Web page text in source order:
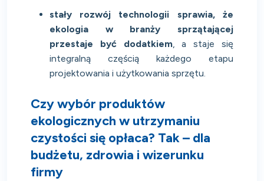
stały rozwój technologii sprawia, że
ekologia w branży sprzątającej
przestaje być dodatkiem, a staje się
integralną częścią każdego etapu
projektowania i użytkowania sprzętu.
Czy wybór produktów
ekologicznych w utrzymaniu
czystości się opłaca? Tak – dla
budżetu, zdrowia i wizerunku
firmy